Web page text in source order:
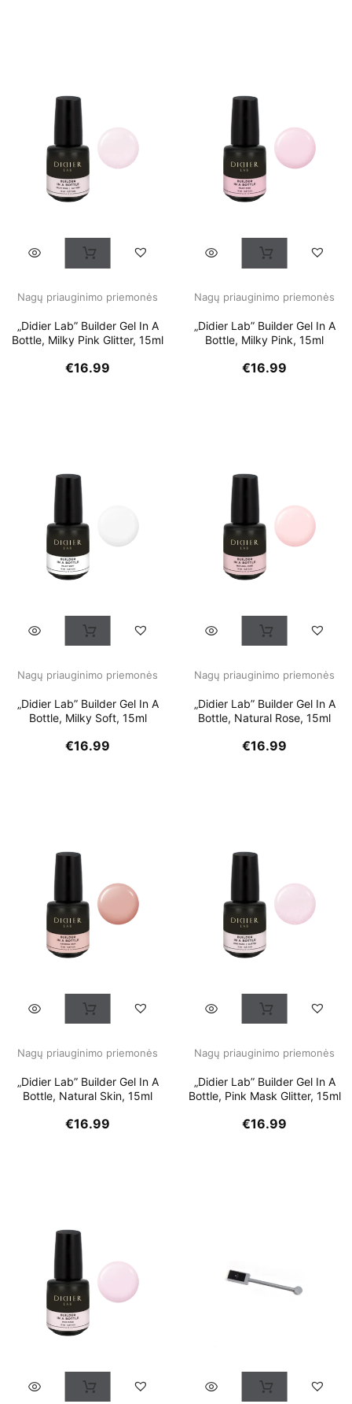
Nagų priauginimo priemonės
„Didier Lab” Builder Gel In A
Bottle, Milky Pink Glitter, 15ml
€16.99
Nagų priauginimo priemonės
„Didier Lab” Builder Gel In A
Bottle, Milky Pink, 15ml
€16.99
Nagų priauginimo priemonės
„Didier Lab” Builder Gel In A
Bottle, Milky Soft, 15ml
€16.99
Nagų priauginimo priemonės
„Didier Lab” Builder Gel In A
Bottle, Natural Rose, 15ml
€16.99
Nagų priauginimo priemonės
„Didier Lab” Builder Gel In A
Bottle, Natural Skin, 15ml
€16.99
Nagų priauginimo priemonės
„Didier Lab” Builder Gel In A
Bottle, Pink Mask Glitter, 15ml
€16.99